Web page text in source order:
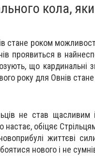
кола,
стане роком
проявиться в
що кардинальні
року для Овнів стане
не став
настає, обіцяє
життєві
нового і не